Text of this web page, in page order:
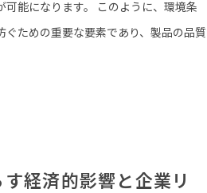
能になります。 このように、環境条
ための重要な要素であり、製品の品質
経済的影響と企業リ